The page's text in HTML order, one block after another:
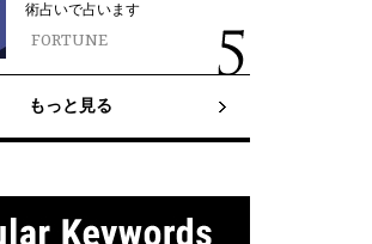
術占いで占います
FORTUNE
もっと見る